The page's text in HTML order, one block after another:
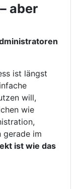
aber
ist längst
will,
wie
gerade im
ist wie das